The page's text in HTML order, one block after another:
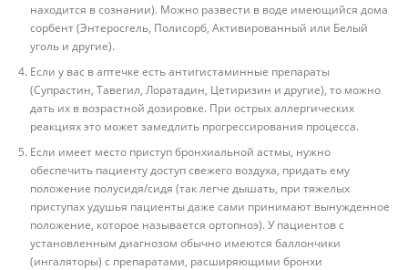
находится в сознании). Можно развести в воде имеющийся дома
сорбент (Энтеросгель, Полисорб, Активированный или Белый
уголь и другие).
Если у вас в аптечке есть антигистаминные препараты
(Супрастин, Тавегил, Лоратадин, Цетиризин и другие), то можно
дать их в возрастной дозировке. При острых аллергических
реакциях это может замедлить прогрессирования процесса.
Если имеет место приступ бронхиальной астмы, нужно
обеспечить пациенту доступ свежего воздуха, придать ему
положение полусидя/сидя (так легче дышать, при тяжелых
приступах удушья пациенты даже сами принимают вынужденное
положение, которое называется ортопноэ). У пациентов с
установленным диагнозом обычно имеются баллончики
(ингаляторы) с препаратами, расширяющими бронхи